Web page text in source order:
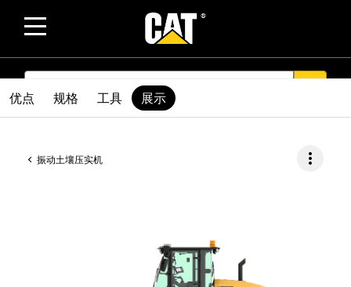
SEARCH
振动土壤压实机 more_vert
优点 规格 工具 展示